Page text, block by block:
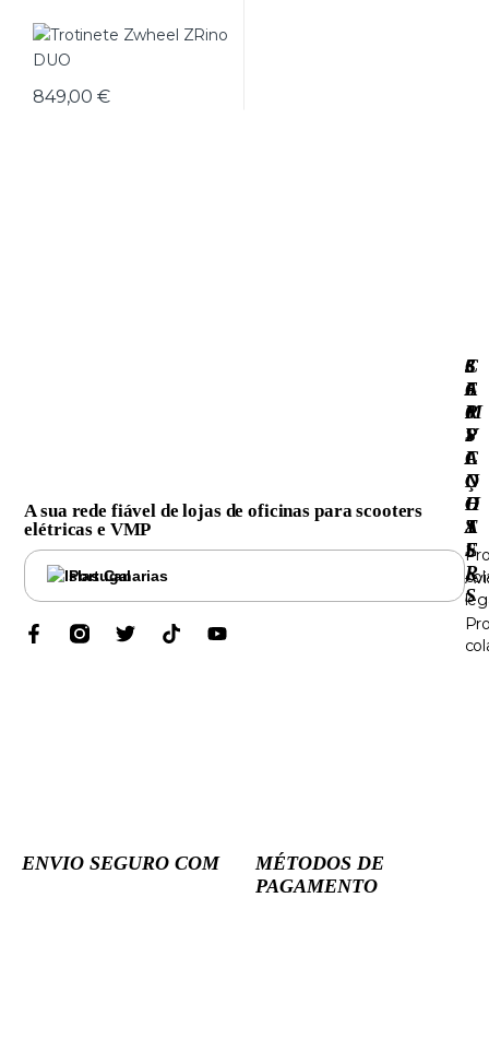
849,00€
A sua rede fiável de lojas de oficinas para scooters
elétricas e VMP
Portugal
3
6
0
S
C
O
O
T
E
R
S
S
E
R
V
I
Ç
O
S
C
A
M
P
A
N
H
A
S
·
ENVIO SEGURO COM
MÉTODOS DE
PAGAMENTO